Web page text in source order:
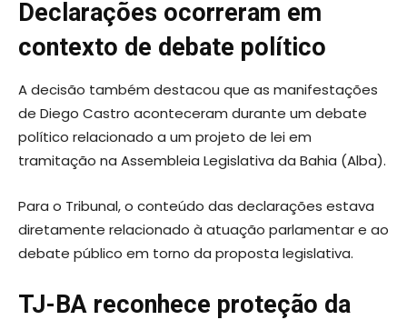
Declarações ocorreram em
contexto de debate político
A decisão também destacou que as manifestações
de Diego Castro aconteceram durante um debate
político relacionado a um projeto de lei em
tramitação na Assembleia Legislativa da Bahia (Alba).
Para o Tribunal, o conteúdo das declarações estava
diretamente relacionado à atuação parlamentar e ao
debate público em torno da proposta legislativa.
TJ-BA reconhece proteção da